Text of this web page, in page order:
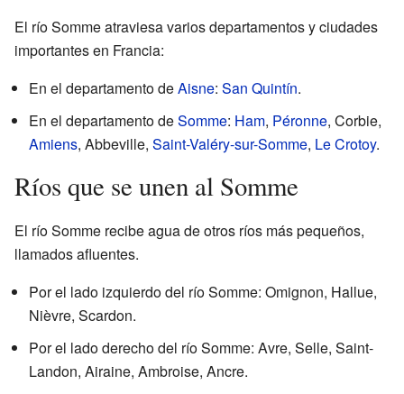
El río Somme atraviesa varios departamentos y ciudades
importantes en Francia:
En el departamento deAisne: San Quintín.
En el departamento deSomme: Ham, Péronne, Corbie,
Amiens, Abbeville, Saint-Valéry-sur-Somme, Le Crotoy.
Ríos que se unen al Somme
El río Somme recibe agua de otros ríos más pequeños,
llamados afluentes.
Por el lado izquierdo del río Somme: Omignon, Hallue,
Nièvre, Scardon.
Por el lado derecho del río Somme: Avre, Selle, Saint-
Landon, Airaine, Ambroise, Ancre.